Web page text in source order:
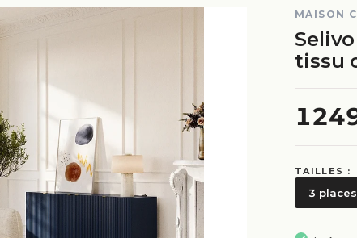
MAISON
tissu
TAILLES :
3 places